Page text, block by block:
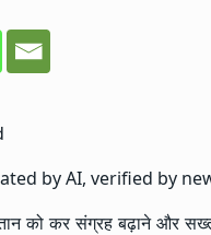
by AI, verified by
को कर संग्रह बढ़ाने और सख्त